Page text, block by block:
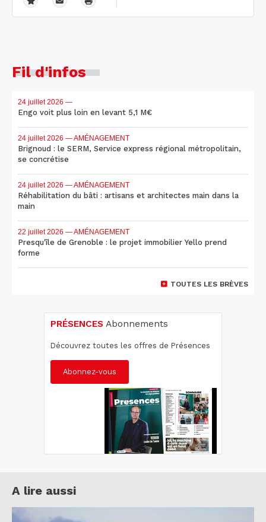
Fil d'infos
24 juillet 2026 —
Engo voit plus loin en levant 5,1 M€
24 juillet 2026 — AMÉNAGEMENT
Brignoud : le SERM, Service express régional métropolitain,
se concrétise
24 juillet 2026 — AMÉNAGEMENT
Réhabilitation du bâti : artisans et architectes main dans la
main
22 juillet 2026 — AMÉNAGEMENT
Presqu'île de Grenoble : le projet immobilier Yello prend
forme
TOUTES LES BRÈVES
PRÉSENCES Abonnements
Découvrez toutes les offres de Présences
Abonnez-vous
A lire aussi